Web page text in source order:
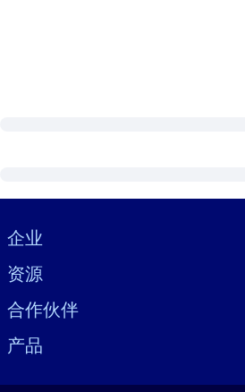
Visually hidden Text
企业
资源
合作伙伴
产品